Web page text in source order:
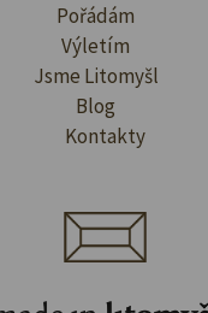
Pořádám
Výletím
Jsme Litomyšl
Blog
Kontakty